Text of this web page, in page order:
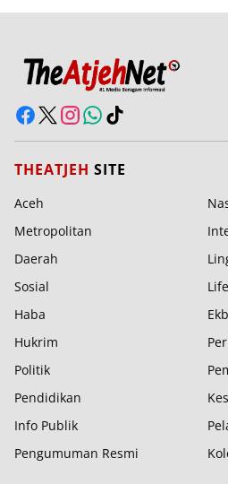
THEATJEH SITE
Aceh
Metropolitan
Daerah
Sosial
Haba
Hukrim
Politik
Pendidikan
Info Publik
Pengumuman Resmi